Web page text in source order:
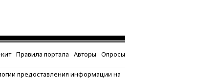
Правила портала Авторы Опросы
предоставления информации на